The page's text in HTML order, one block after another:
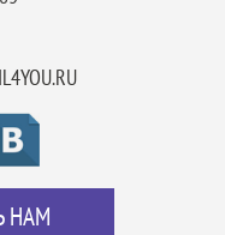
НАМ